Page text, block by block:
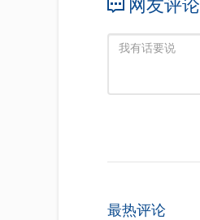
网友评论
最热评论